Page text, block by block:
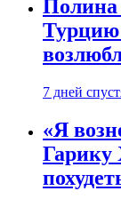
Полина
7 дней
«Я
Гарику